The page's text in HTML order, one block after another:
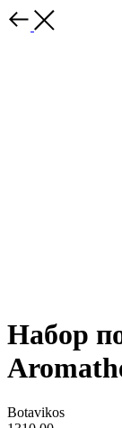
Набор
Botavikos